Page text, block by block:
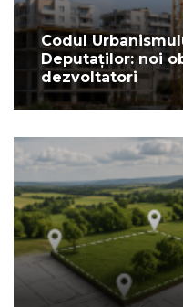
Codul
Deputaților: noi
dezvoltatori